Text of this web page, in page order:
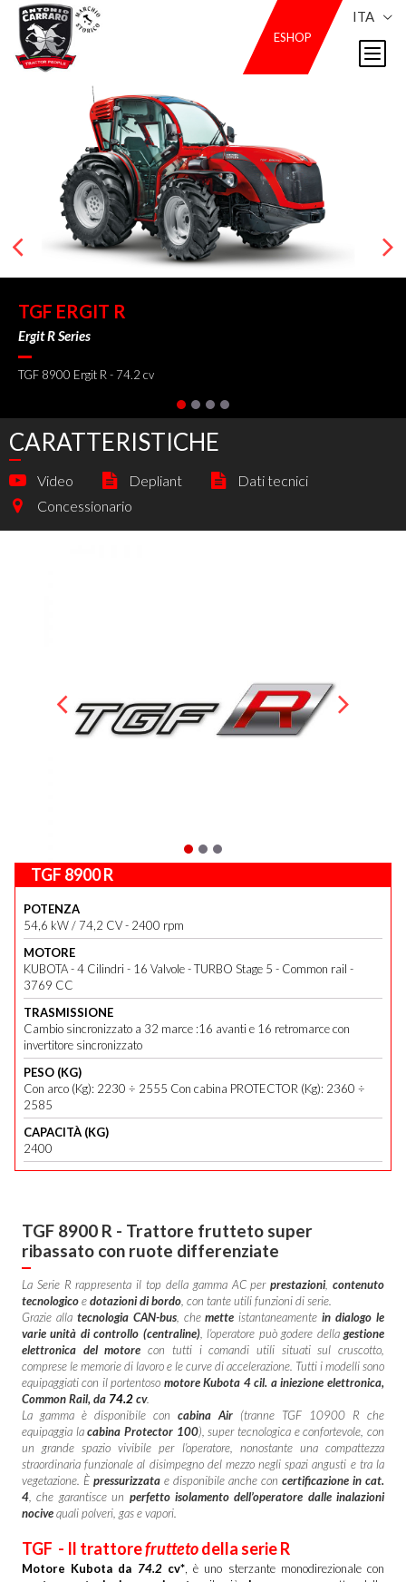
ESHOP
ITA
TGF ERGIT R
Ergit R Series
TGF 8900 Ergit R - 74.2 cv
CARATTERISTICHE
Video Depliant
Dati tecnici
Concessionario
TGF 8900 R
POTENZA
54,6 kW / 74,2 CV - 2400 rpm
MOTORE
KUBOTA - 4 Cilindri - 16 Valvole - TURBO Stage 5 - Common rail -
3769 CC
TRASMISSIONE
Cambio sincronizzato a 32 marce :16 avanti e 16 retromarce con
invertitore sincronizzato
PESO (KG)
Con arco (Kg): 2230 ÷ 2555 Con cabina PROTECTOR (Kg): 2360 ÷
2585
CAPACITÀ (KG)
2400
TGF 8900 R - Trattore frutteto super
ribassato con ruote differenziate
La Serie R rappresenta il top della gamma AC perprestazioni, contenuto
tecnologicoedotazioni di bordo, con tante utili funzioni di serie.
Grazie alla tecnologia CAN-bus, chemetteistantaneamentein dialogo le
varie unità di controllo (centraline), l’operatore può godere dellagestione
elettronica del motorecon tutti i comandi utili situati sul cruscotto,
comprese le memorie di lavoro e le curve di accelerazione. Tutti i modelli sono
equipaggiati con il portentoso motore Kubota 4 cil. a iniezione elettronica,
Common Rail, da 74.2cv.
La gamma è disponibile con cabina Air (tranne TGF 10900 R che
equipaggia lacabina Protector 100), super tecnologica e confortevole, con
un grande spazio vivibile per l’operatore, nonostante una compattezza
straordinaria funzionale al disimpegno del mezzo negli spazi angusti e tra la
vegetazione. È pressurizzata e disponibile anche con certificazione in cat.
4, che garantisce un perfetto isolamento dell’operatore dalle inalazioni
nocivequali polveri, gas e vapori.
TGF - Il trattorefruttetodella serie R
Motore Kubota da 74.2cv*, è uno sterzante monodirezionale con